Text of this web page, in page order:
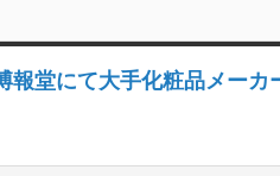
報堂にて大手化粧品メー